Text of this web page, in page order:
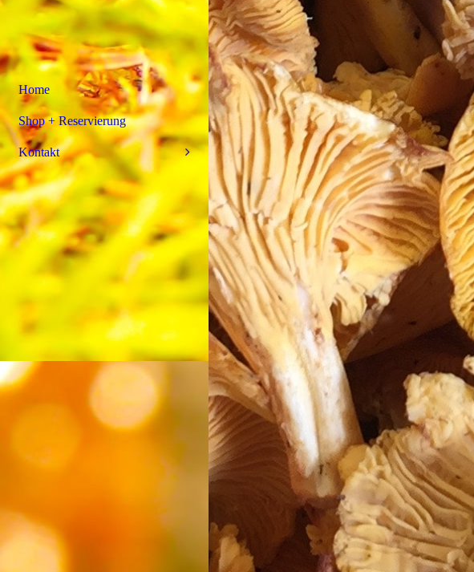
Home
Shop + Reservierung
Kontakt